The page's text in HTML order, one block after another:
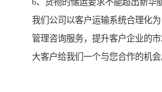
我们公司以客户运输系统合理化
管理咨询服务，提升客户企业的
大客户给我们一个与您合作的机会